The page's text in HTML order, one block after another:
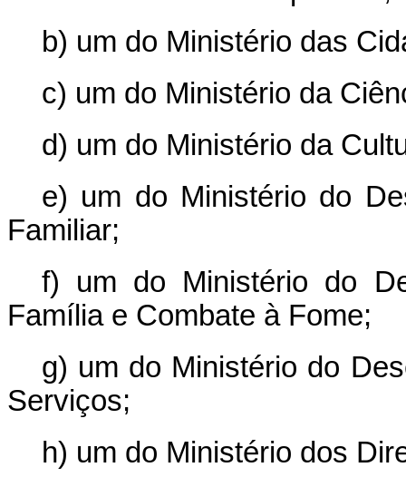
b) um do Ministério das
c) um do Ministério da
d) um do Ministério da
e) um do Ministério do
Familiar;
f) um do Ministério do
Família e Combate à Fome;
g) um do Ministério do
Serviços;
h) um do Ministério dos